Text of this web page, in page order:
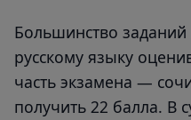
Большинство
русскому языку
часть экзамена —
получить 22 балла. В